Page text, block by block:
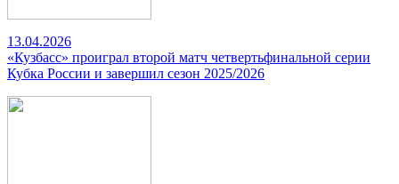
13.04.2026
«Кузбасс» проиграл второй матч четвертьфинальной серии
Кубка России и завершил сезон 2025/2026